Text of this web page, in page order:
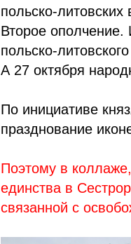
польско-
Второе
польско-
А 27 октября
По инициативе
празднование
Поэтому в
единства в
связанной с